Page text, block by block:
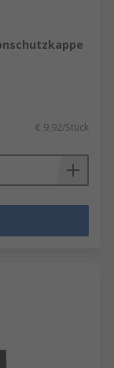
€ 9,92/Stück